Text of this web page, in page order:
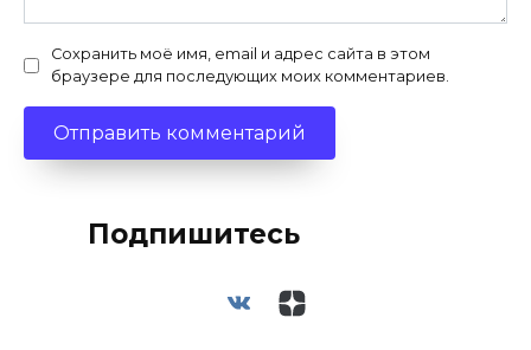
Сохранить моё имя, email и адрес сайта в этом
браузере для последующих моих комментариев.
Подпишитесь